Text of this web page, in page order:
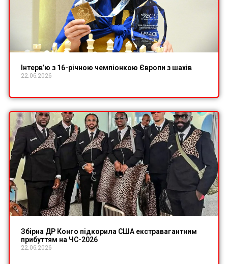
Інтерв’ю з 16-річною чемпіонкою Європи з шахів
22.06.2026
Збірна ДР Конго підкорила США екстравагантним
прибуттям на ЧС-2026
22.06.2026